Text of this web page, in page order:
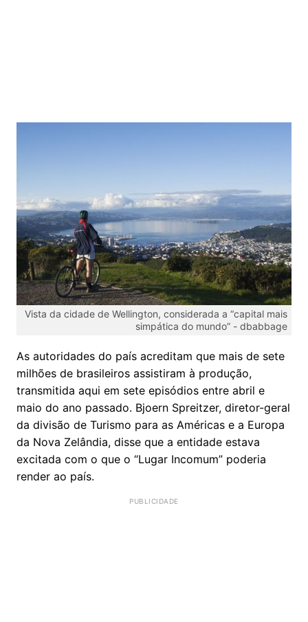
Vista da cidade de Wellington, considerada a “capital mais
simpática do mundo” - dbabbage
As autoridades do país acreditam que mais de sete
milhões de brasileiros assistiram à produção,
transmitida aqui em sete episódios entre abril e
maio do ano passado. Bjoern Spreitzer, diretor-geral
da divisão de Turismo para as Américas e a Europa
da Nova Zelândia, disse que a entidade estava
excitada com o que o “Lugar Incomum” poderia
render ao país.